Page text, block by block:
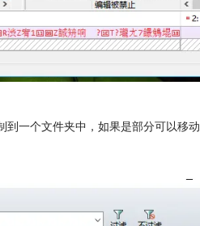
一个文件夹中，如果是部分可以移动